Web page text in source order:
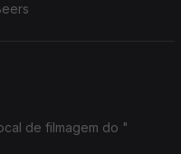
de filmagem do "